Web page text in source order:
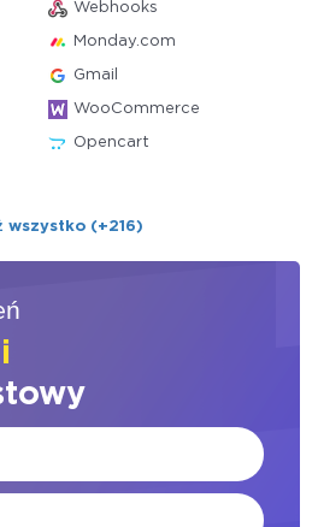
Webhooks
Monday.com
Gmail
WooCommerce
Opencart
wszystko (+216)